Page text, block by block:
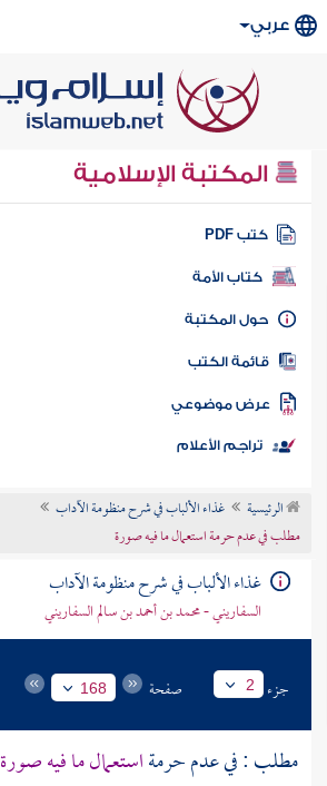
عربي
المكتبة الإسلامية
كتب PDF
كتاب الأمة
المكتبة
الكتب
موضوعي
تراجم الأعلام
الرئيسية
غذاء الألباب في شرح منظومة الآداب
مطلب في عدم حرمة استعمال ما فيه صورة
غذاء الألباب في شرح منظومة الآداب
السفاريني - محمد بن أحمد بن سالم السفاريني
جزء 2 صفحة 168
مطلب : في عدم حرمةاستعمال ما فيه صورة